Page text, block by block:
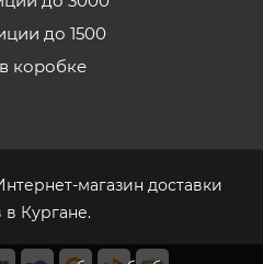
до 1500
коробке
магазин доставки
в Кургане.